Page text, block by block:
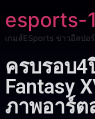
esports-
เกมส์ESports ข่าวอีสปอ
ครบรอบ4
Fantasy
ภาพอาร์ต